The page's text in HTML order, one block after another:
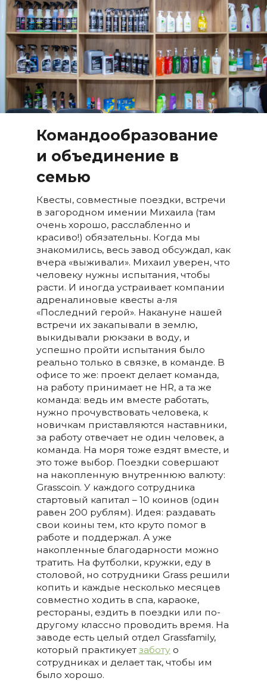
Командообразование
и объединение в
семью
Квесты, совместные поездки, встречи
в загородном имении Михаила (там
очень хорошо, расслабленно и
красиво!) обязательны. Когда мы
знакомились, весь завод обсуждал, как
вчера «выживали». Михаил уверен, что
человеку нужны испытания, чтобы
расти. И иногда устраивает компании
адреналиновые квесты а-ля
«Последний герой». Накануне нашей
встречи их закапывали в землю,
выкидывали рюкзаки в воду, и
успешно пройти испытания было
реально только в связке, в команде. В
офисе то же: проект делает команда,
на работу принимает не HR, а та же
команда: ведь им вместе работать,
нужно прочувствовать человека, к
новичкам приставляются наставники,
за работу отвечает не один человек, а
команда. На моря тоже ездят вместе, и
это тоже выбор. Поездки совершают
на накопленную внутреннюю валюту:
Grasscoin. У каждого сотрудника
стартовый капитал – 10 коинов (один
равен 200 рублям). Идея: раздавать
свои коины тем, кто круто помог в
работе и поддержал. А уже
накопленные благодарности можно
тратить. На футболки, кружки, еду в
столовой, но сотрудники Grass решили
копить и каждые несколько месяцев
совместно ходить в спа, караоке,
рестораны, ездить в поездки или по-
другому классно проводить время. На
заводе есть целый отдел Grassfamily,
который практикует заботуо
сотрудниках и делает так, чтобы им
было хорошо.